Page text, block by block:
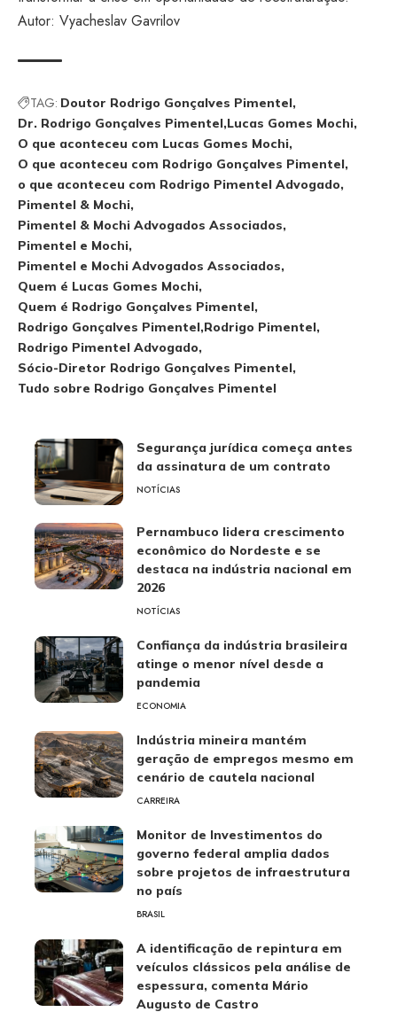
Autor: Vyacheslav Gavrilov
TAG: Doutor Rodrigo Gonçalves Pimentel
Dr. Rodrigo Gonçalves Pimentel Lucas Gomes Mochi
O que aconteceu com Lucas Gomes Mochi
O que aconteceu com Rodrigo Gonçalves Pimentel
o que aconteceu com Rodrigo Pimentel Advogado
Pimentel & Mochi
Pimentel & Mochi Advogados Associados
Pimentel e Mochi
Pimentel e Mochi Advogados Associados
Quem é Lucas Gomes Mochi
Quem é Rodrigo Gonçalves Pimentel
Rodrigo Gonçalves Pimentel Rodrigo Pimentel
Rodrigo Pimentel Advogado
Sócio-Diretor Rodrigo Gonçalves Pimentel
Tudo sobre Rodrigo Gonçalves Pimentel
Segurança jurídica começa antes
da assinatura de um contrato
NOTÍCIAS
Pernambuco lidera crescimento
econômico do Nordeste e se
destaca na indústria nacional em
2026
NOTÍCIAS
Confiança da indústria brasileira
atinge o menor nível desde a
pandemia
ECONOMIA
Indústria mineira mantém
geração de empregos mesmo em
cenário de cautela nacional
CARREIRA
Monitor de Investimentos do
governo federal amplia dados
sobre projetos de infraestrutura
no país
BRASIL
A identificação de repintura em
veículos clássicos pela análise de
espessura, comenta Mário
Augusto de Castro